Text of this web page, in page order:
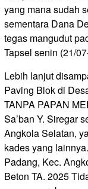
yang mana sudah
sementara Dana
tegas mangudut
Tapsel senin (21/
Lebih lanjut
Paving Blok di
TANPA PAPAN
Sa’ban Y. Siregar
Angkola Selatan,
kades yang
Padang, Kec.
Beton TA. 2025